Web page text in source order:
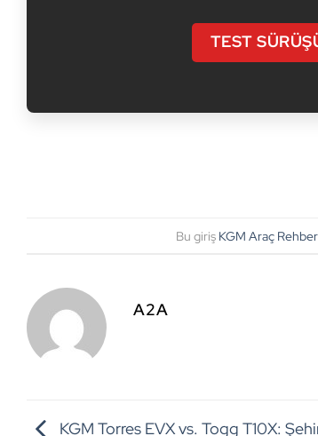
TEST
Bu giriş KGM Araç
A2A
KGM Torres EVX vs. Togg T10X: